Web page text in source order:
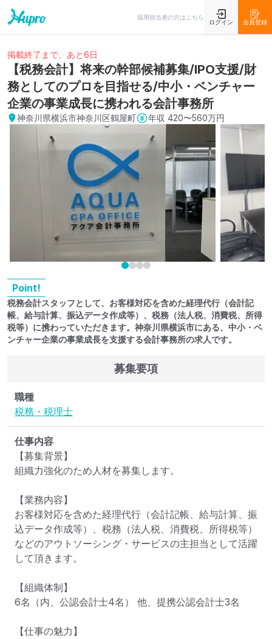
採用担当者の方はこちら
ログイン 会員登録
掲載終了まで、あと6日
【税務会計】将来の幹部候補募集/IPO支援/財
務としてのプロを目指せる/中小・ベンチャー
企業の事業成長に携われる会計事務所
神奈川県横浜市神奈川区鶴屋町 年収 420〜560万円
Point!
税務会計スタッフとして、お客様対応を含めた経理代行（会計記
帳、給与計算、振込データ作成等）、税務（法人税、消費税、所得
税等）に携わっていただきます。神奈川県横浜市にある、中小・ベ
ンチャー企業の事業成長を支援する会計事務所の求人です。
募集要項
職種
税務・税理士
仕事内容
【募集背景】
組織力強化のため人材を募集します。
【業務内容】
お客様対応を含めた経理代行（会計記帳、給与計算、振
込データ作成等）、税務（法人税、消費税、所得税等）
などのアウトソーシング・サービスの主担当として活躍
して頂きます。
【組織体制】
6名（内、公認会計士4名） 他、提携公認会計士3名
【仕事の魅力】